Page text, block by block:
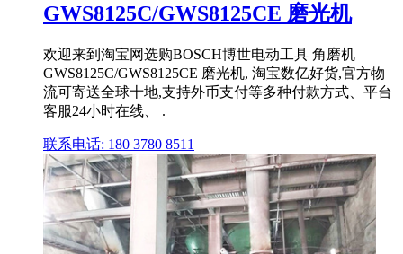
GWS8125C/GWS8125CE 磨光机
欢迎来到淘宝网选购BOSCH博世电动工具 角磨机
GWS8125C/GWS8125CE 磨光机, 淘宝数亿好货,官方物
流可寄送全球十地,支持外币支付等多种付款方式、平台
客服24小时在线、 .
联系电话: 180 3780 8511